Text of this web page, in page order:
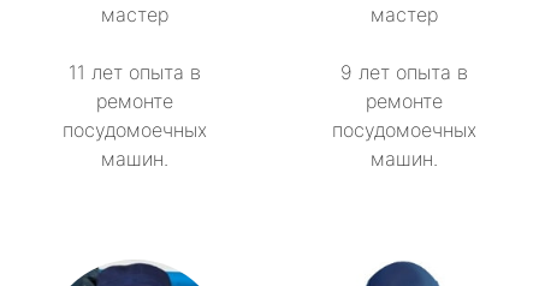
мастер
11 лет опыта в
ремонте
посудомоечных
машин.
мастер
9 лет опыта в
ремонте
посудомоечных
машин.